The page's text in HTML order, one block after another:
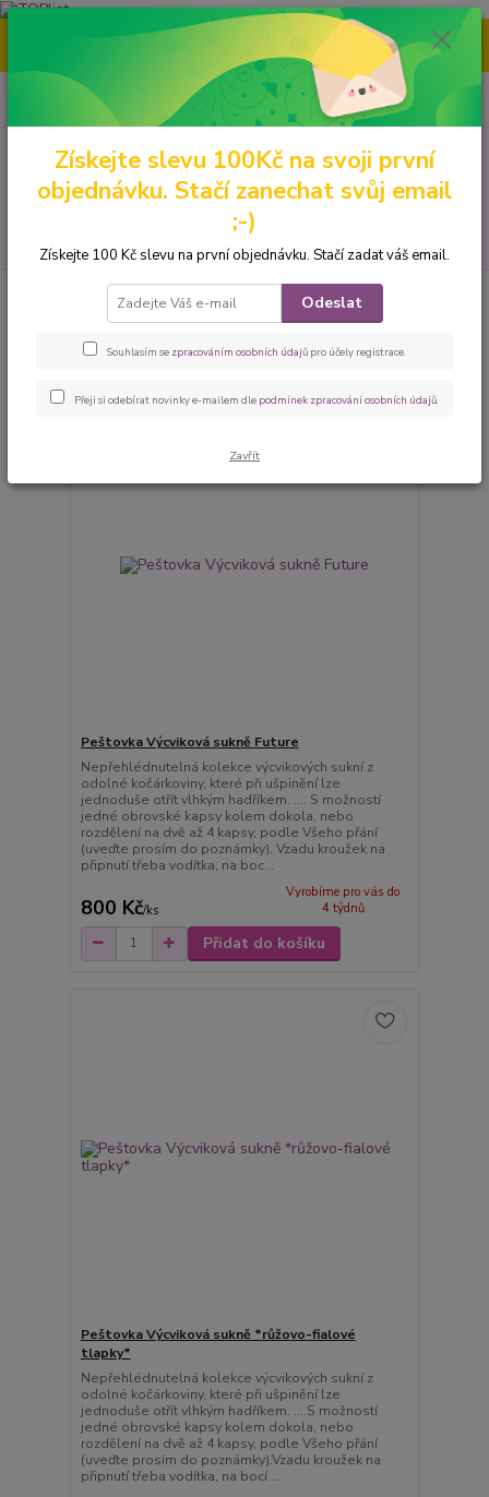
Nenašli jste tu pravou grafiku? Mám jich mnohem víc – napište mi a
společně vybereme tu pravou. 🐾
Menu
CZK 0 Kč
velikost sukní: na přání
strana
Peštovka Výcviková sukně Future
Nepřehlédnutelná kolekce výcvikových sukní z
odolné kočárkoviny, které při ušpinění lze
jednoduše otřít vlhkým hadříkem. .... S možností
jedné obrovské kapsy kolem dokola, nebo
rozdělení na dvě až 4 kapsy, podle Všeho přání
(uveďte prosím do poznámky). Vzadu kroužek na
připnutí třeba vodítka, na boc...
800 Kč/ks
Vyrobíme pro vás do
4 týdnů
Přidat do košíku
Peštovka Výcviková sukně *růžovo-fialové
tlapky*
Nepřehlédnutelná kolekce výcvikových sukní z
odolné kočárkoviny, které při ušpinění lze
jednoduše otřít vlhkým hadříkem. ....S možností
jedné obrovské kapsy kolem dokola, nebo
rozdělení na dvě až 4 kapsy, podle Všeho přání
(uveďte prosím do poznámky).Vzadu kroužek na
připnutí třeba vodítka, na bocí ...
Získejte slevu 100Kč na svoji první
objednávku. Stačí zanechat svůj email
;-)
Získejte 100 Kč slevu na první objednávku. Stačí zadat váš email.
Odeslat
Souhlasím se zpracováním osobních údajů pro účely registrace.
Přeji si odebírat novinky e-mailem dle podmínek zpracování osobních údajů
Zavřít